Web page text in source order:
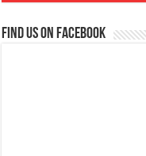
Find us on Facebook